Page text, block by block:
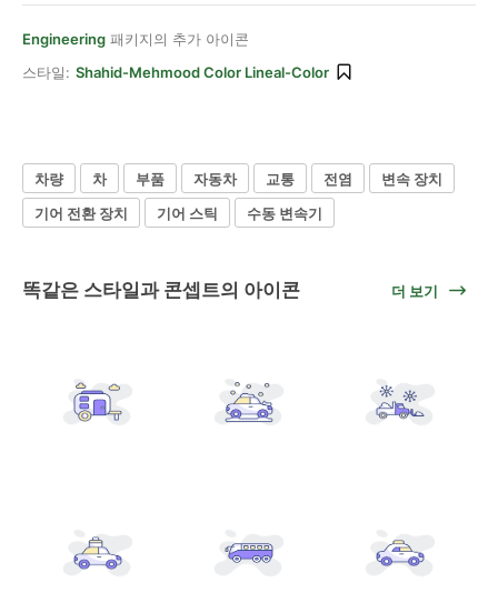
Engineering 패키지의 추가 아이콘
스타일: Shahid-Mehmood Color Lineal-Color
차량 차 부품 자동차 교통 전염
변속 장치
기어 전환 장치
기어 스틱 수동 변속기
똑같은 스타일과 콘셉트의 아이콘 더 보기